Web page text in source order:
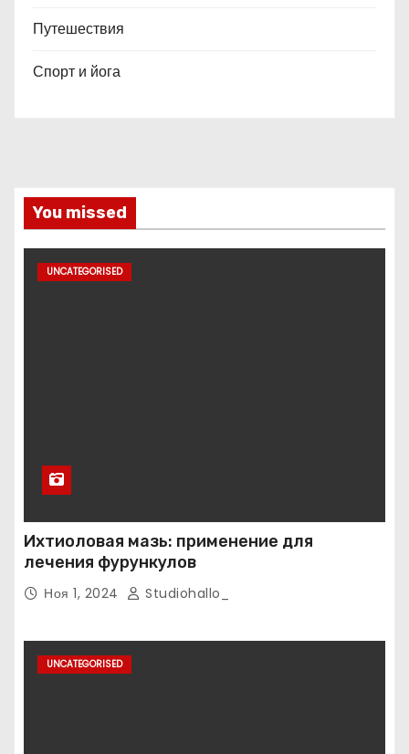
Путешествия
Спорт и йога
You missed
UNCATEGORISED
Ихтиоловая мазь: применение для
лечения фурункулов
Ноя 1, 2024 Studiohallo_
UNCATEGORISED